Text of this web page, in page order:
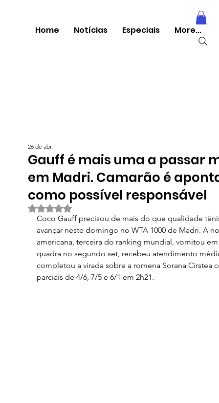
Home Notícias Especiais More...
Gauff é mais uma a passar
em Madri. Camarão é
como possível responsável
26 de abr.
Avaliado com NaN de 5 estrelas.
Coco Gauff precisou de mais do que qualidade
avançar neste domingo no WTA 1000 de Madri. A
americana, terceira do ranking mundial, vomitou
quadra no segundo set, recebeu atendimento
completou a virada sobre a romena Sorana Cirstea
parciais de 4/6, 7/5 e 6/1 em 2h21.